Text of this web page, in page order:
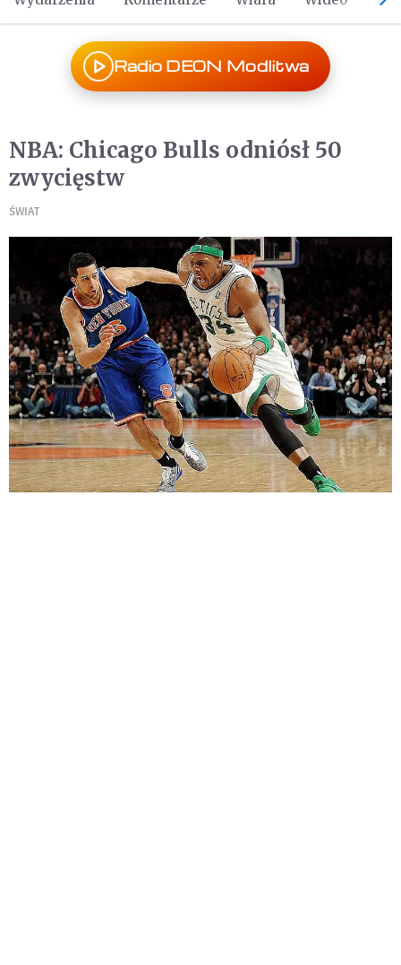
Radio DEON Modlitwa
NBA: Chicago Bulls odniósł 50
zwycięstw
ŚWIAT